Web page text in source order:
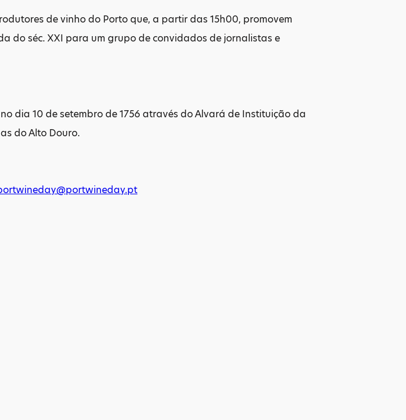
de vinho do Porto que, a partir das 15h00, promovem
do séc. XXI para um grupo de convidados de jornalistas e
dia 10 de setembro de 1756 através do Alvará de Instituição da
do Alto Douro.